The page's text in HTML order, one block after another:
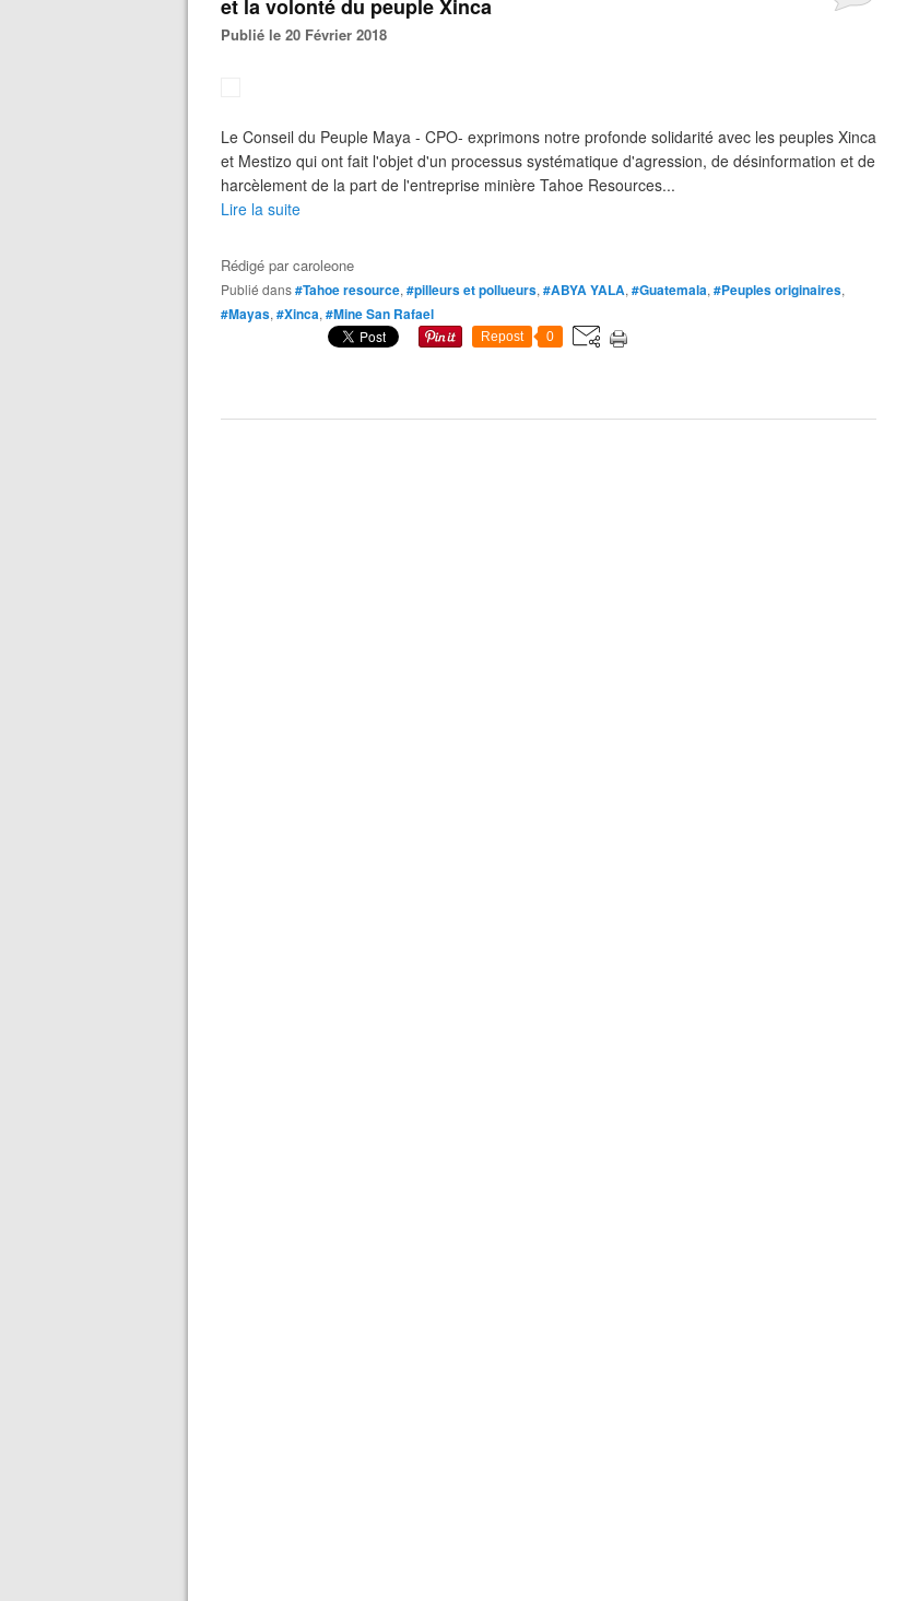
et la volonté du peuple Xinca
Publié le 20 Février 2018
Le Conseil du Peuple Maya - CPO- exprimons notre profonde solidarité avec les peuples Xinca
et Mestizo qui ont fait l'objet d'un processus systématique d'agression, de désinformation et de
harcèlement de la part de l'entreprise minière Tahoe Resources...
Lire la suite
Rédigé parcaroleone
Publié dans#Tahoe resource, #pilleurs et pollueurs, #ABYA YALA, #Guatemala, #Peuples originaires,
#Mayas, #Xinca, #Mine San Rafael
Repost 0